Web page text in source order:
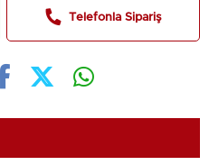
Telefonla Sipariş